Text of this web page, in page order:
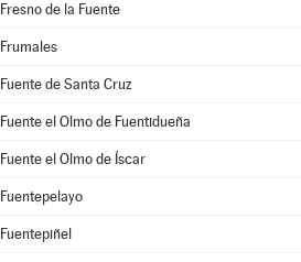
Fresno de la Fuente
Frumales
Fuente de Santa Cruz
Fuente el Olmo de Fuentidueña
Fuente el Olmo de Íscar
Fuentepelayo
Fuentepiñel